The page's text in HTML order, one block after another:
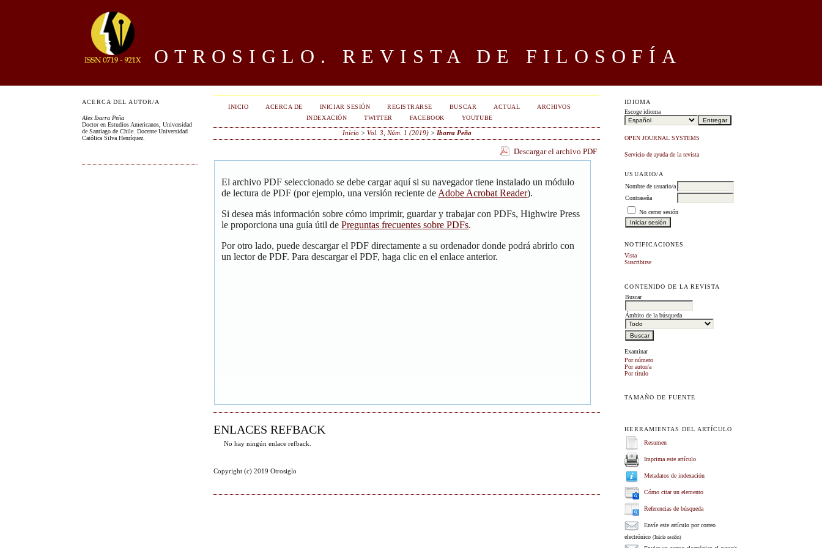
OTROSIGLO. REVISTA DE FILOSOFÍA
ACERCA DEL AUTOR/A
Alex Ibarra Peña
Doctor en Estudios Americanos, Universidad
de Santiago de Chile. Docente Universidad
Católica Silva Henríquez.
IDIOMA
Escoge idioma
OPEN JOURNAL SYSTEMS
Servicio de ayuda de la revista
USUARIO/A
Nombre de usuario/a
Contraseña
No cerrar sesión
NOTIFICACIONES
Vista
Suscribirse
CONTENIDO DE LA REVISTA
Buscar
Ámbito de la búsqueda
Examinar
Por número
Por autor/a
Por título
TAMAÑO DE FUENTE
HERRAMIENTAS DEL ARTÍCULO
Resumen
Imprima este artículo
Metadatos de indexación
Cómo citar un elemento
Referencias de búsqueda
Envíe este artículo por correo
electrónico(Inicie sesión)
INICIO ACERCA DE INICIAR SESIÓN REGISTRARSE BUSCAR ACTUAL
ARCHIVOS
INDEXACIÓN
TWITTER FACEBOOK YOUTUBE
Inicio> Vol. 3, Núm. 1 (2019)> Ibarra Peña
Descargar el archivo PDF
El archivo PDF seleccionado se debe cargar aquí si su navegador tiene instalado un módulo
de lectura de PDF (por ejemplo, una versión reciente de Adobe Acrobat Reader).
Si desea más información sobre cómo imprimir, guardar y trabajar con PDFs, Highwire Press
le proporciona una guía útil dePreguntas frecuentes sobre PDFs.
Por otro lado, puede descargar el PDF directamente a su ordenador donde podrá abrirlo con
un lector de PDF. Para descargar el PDF, haga clic en el enlace anterior.
ENLACES REFBACK
No hay ningún enlace refback.
Copyright (c) 2019 Otrosiglo